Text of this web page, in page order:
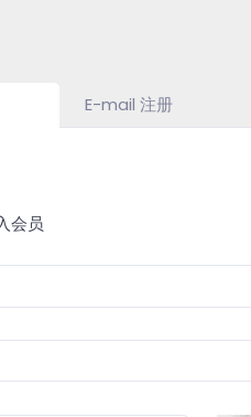
E-mail 注册
会员